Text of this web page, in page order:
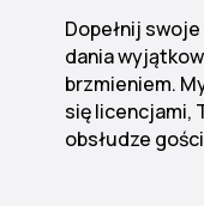
dźwiękową
kontroli